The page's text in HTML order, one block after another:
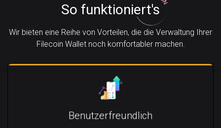
So funktioniert's
Wir bieten eine Reihe von Vorteilen, die die Verwaltung Ihrer
Filecoin Wallet noch komfortabler machen.
Benutzerfreundlich